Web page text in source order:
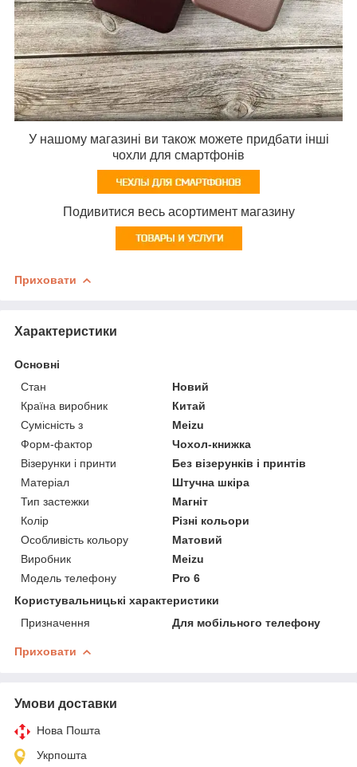
У нашому магазині ви також можете придбати інші
чохли для смартфонів
Подивитися весь асортимент магазину
Приховати
Характеристики
Основні
Стан
Новий
Країна виробник
Китай
Сумісність з
Meizu
Форм-фактор
Чохол-книжка
Візерунки і принти
Без візерунків і принтів
Матеріал
Штучна шкіра
Тип застежки
Магніт
Колір
Різні кольори
Особливість кольору
Матовий
Виробник
Meizu
Модель телефону
Pro 6
Користувальницькі характеристики
Призначення
Для мобільного телефону
Приховати
Умови доставки
Нова Пошта
Укрпошта